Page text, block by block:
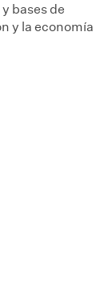
bases de
y la economía